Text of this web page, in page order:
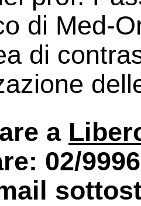
di Med-
di
a
02/